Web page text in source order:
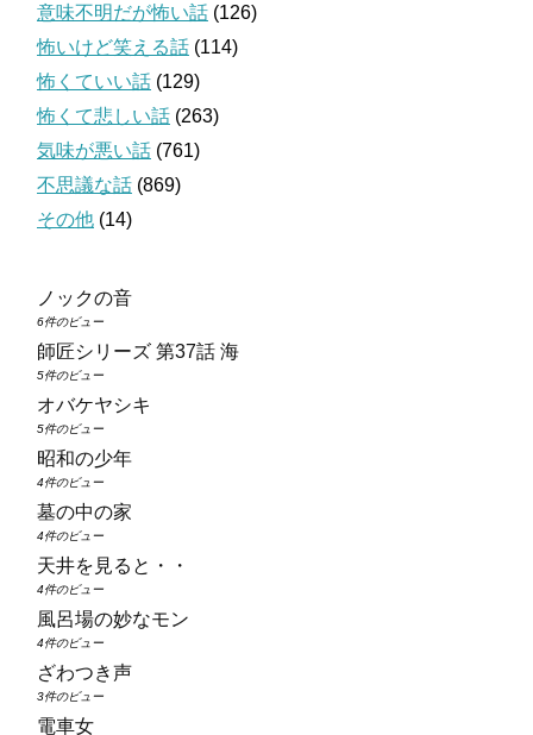
意味不明だが怖い話 (126)
怖いけど笑える話 (114)
怖くていい話 (129)
怖くて悲しい話 (263)
気味が悪い話 (761)
不思議な話 (869)
その他 (14)
ノックの音
6件のビュー
師匠シリーズ 第37話 海
5件のビュー
オバケヤシキ
5件のビュー
昭和の少年
4件のビュー
墓の中の家
4件のビュー
天井を見ると・・
4件のビュー
風呂場の妙なモン
4件のビュー
ざわつき声
3件のビュー
電車女